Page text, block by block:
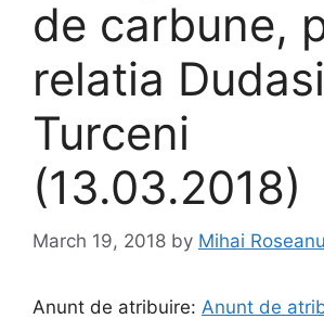
de carbune,
relatia
Turceni
(13.03.2018)
March 19, 2018 by Mihai Roseanu
Anunt de atribuire: Anunt de